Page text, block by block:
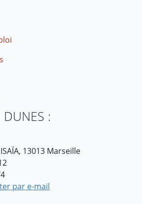
:
13013 Marseille
par e-mail